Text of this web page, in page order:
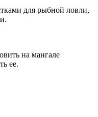
для рыбной ловли,
на мангале
ее.